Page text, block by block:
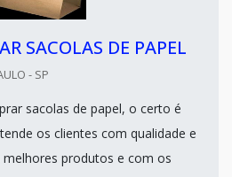
SACOLAS DE PAPEL
- SP
sacolas de papel, o certo é
os clientes com qualidade e
produtos e com os